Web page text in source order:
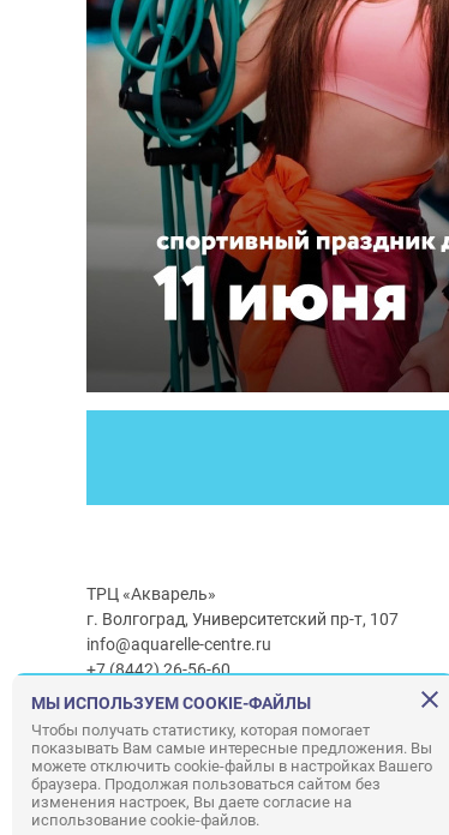
ТРЦ «Акварель»
г. Волгоград, Университетский пр-т, 107
info@aquarelle-centre.ru
+7 (8442) 26-56-60
Часы работы ТРЦ: с 10:00 до 22:00
Часы работы г/м Ашан:с 08:00 до 23:00
Часы работыг/мЛемана ПРО:с 08:00 до 22:00
Правила посещения ТРЦ «Акварель»
МЫ ИСПОЛЬЗУЕМ COOKIE-ФАЙЛЫ
Чтобы получать статистику, которая помогает
показывать Вам самые интересные предложения. Вы
можете отключить cookie-файлы в настройках Вашего
браузера. Продолжая пользоваться сайтом без
изменения настроек, Вы даете согласие на
использование cookie-файлов.